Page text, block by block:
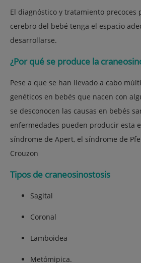
El diagnóstico y tratamiento precoces
cerebro del bebé tenga el espacio
desarrollarse.
¿Por qué se produce la
Pese a que se han llevado a cabo
genéticos en bebés que nacen con
se desconocen las causas en bebés
enfermedades pueden producir esta
síndrome de Apert, el síndrome de
Crouzon
Tipos de craneosinostosis
Sagital
Coronal
Lamboidea
Metómipica.